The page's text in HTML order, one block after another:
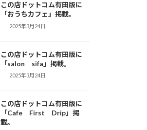
この店ドットコム有田版に
「おうちカフェ」掲載。
2025年3月24日
この店ドットコム有田版に
「salon sifa」掲載。
2025年3月24日
この店ドットコム有田版に
「Cafe First Drip」掲
載。